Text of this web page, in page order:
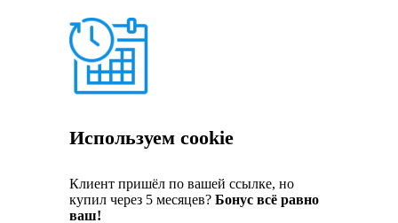
Используем cookie
Клиент пришёл по вашей ссылке, но
купил через 5 месяцев? Бонус всё равно
ваш!